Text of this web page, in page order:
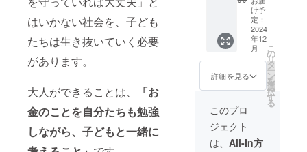
はいかない社会を、子ども
たちは生き抜いていく必要
があります。
大人ができることは、
「お
金のことを自分たちも勉強
しながら、子どもと一緒に
100.000
円のリ
ターン
と同じ
内容に
なりま
す。
礼の
メッ
セージ
を動画
でお送
りしま
す。 ●
収録時
間：5分
程度 ●
提供方
法：
メール
け予
定：
2024
年12
月
詳細を見る
こ
の
リ
タ
ー
ン
を
選
択
す
る
このプロ
ジェクト
は、 All-In方